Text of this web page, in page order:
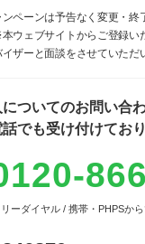
ペーンは予告なく変更・終
ウェブサイトからご登録い
ザーと面談をさせていただ
ついてのお問い合
話でも受け付けてお
ーダイヤル / 携帯・PHPSか